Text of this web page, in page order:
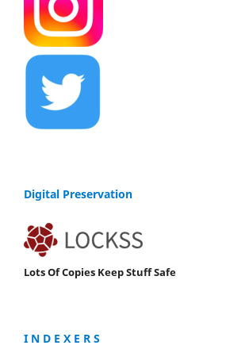
Digital Preservation
Lots Of Copies Keep Stuff Safe
I N D E X E R S